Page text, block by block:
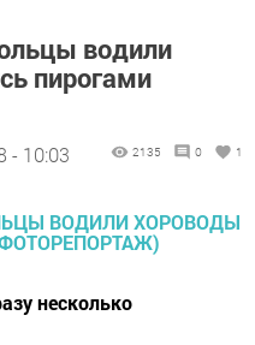
водили
пирогами
- 10:03 2135 0 1
несколько